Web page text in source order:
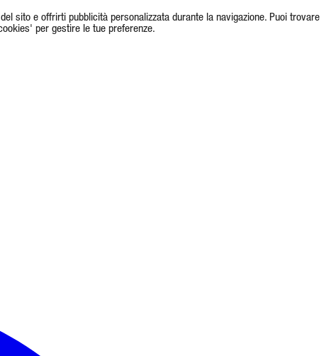
sito e offrirti pubblicità personalizzata durante la navigazione. Puoi trovare
per gestire le tue preferenze.